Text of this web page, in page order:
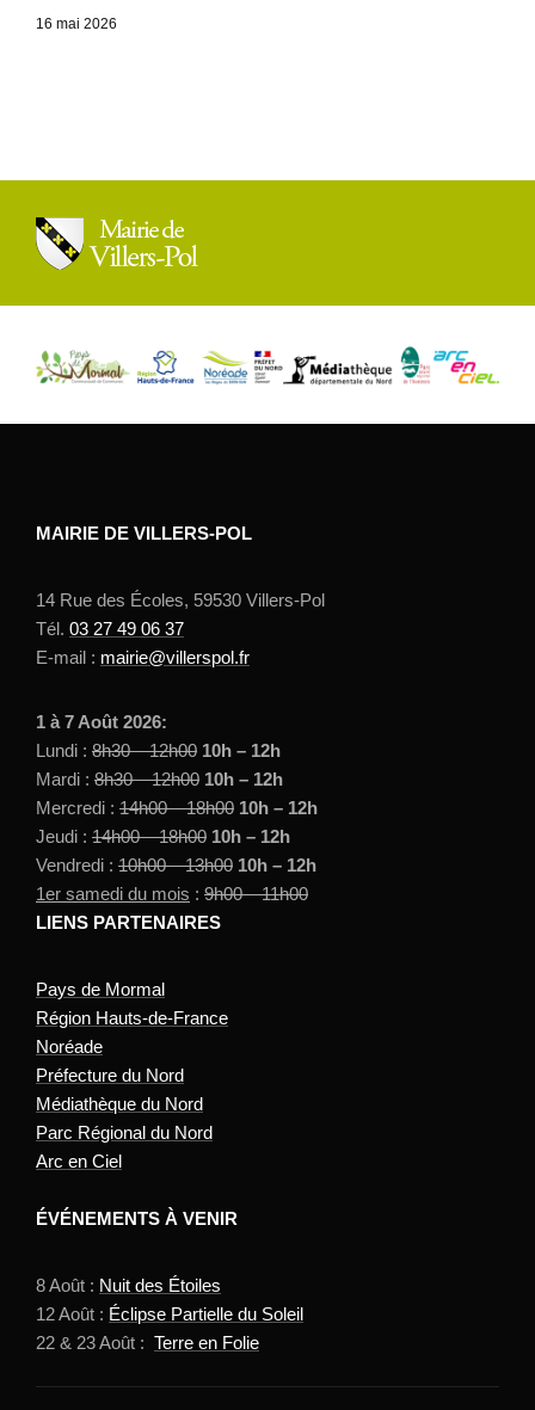
16 mai 2026
MAIRIE DE VILLERS-POL
14 Rue des Écoles, 59530 Villers-Pol
Tél. 03 27 49 06 37
E-mail : mairie@villerspol.fr
1 à 7 Août 2026:
Lundi : 8h30 – 12h00 10h – 12h
Mardi : 8h30 – 12h00 10h – 12h
Mercredi : 14h00 – 18h00 10h – 12h
Jeudi : 14h00 – 18h00 10h – 12h
Vendredi : 10h00 – 13h00 10h – 12h
1er samedi du mois : 9h00 – 11h00
LIENS PARTENAIRES
Pays de Mormal
Région Hauts-de-France
Noréade
Préfecture du Nord
Médiathèque du Nord
Parc Régional du Nord
Arc en Ciel
ÉVÉNEMENTS À VENIR
8 Août : Nuit des Étoiles
12 Août : Éclipse Partielle du Soleil
22 & 23 Août : Terre en Folie